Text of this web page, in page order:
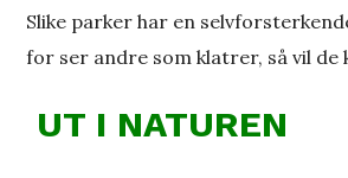
Slike parker har en
for ser andre som klatrer, så vil de
UT I NATUREN